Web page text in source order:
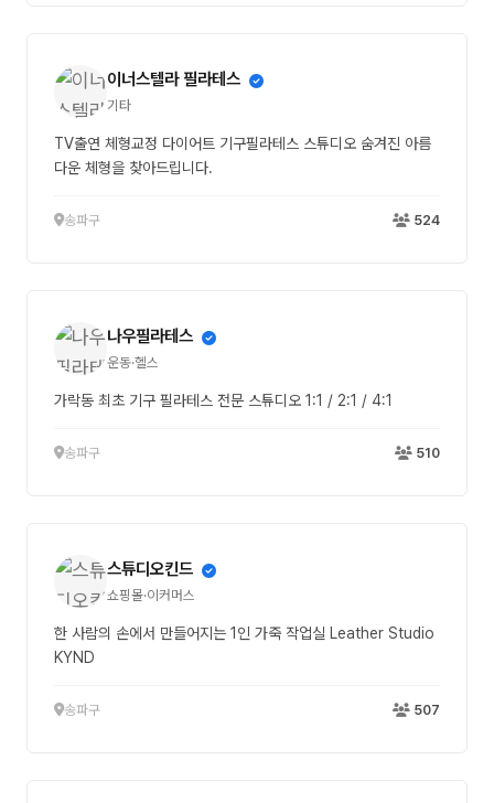
이너스텔라 필라테스
기타
TV출연 체형교정 다이어트 기구필라테스 스튜디오 숨겨진 아름
다운 체형을 찾아드립니다.
송파구 524
나우필라테스
운동·헬스
가락동 최초 기구 필라테스 전문 스튜디오 1:1 / 2:1 / 4:1
송파구 510
스튜디오킨드
쇼핑몰·이커머스
한 사람의 손에서 만들어지는 1인 가죽 작업실 Leather Studio
KYND
송파구 507